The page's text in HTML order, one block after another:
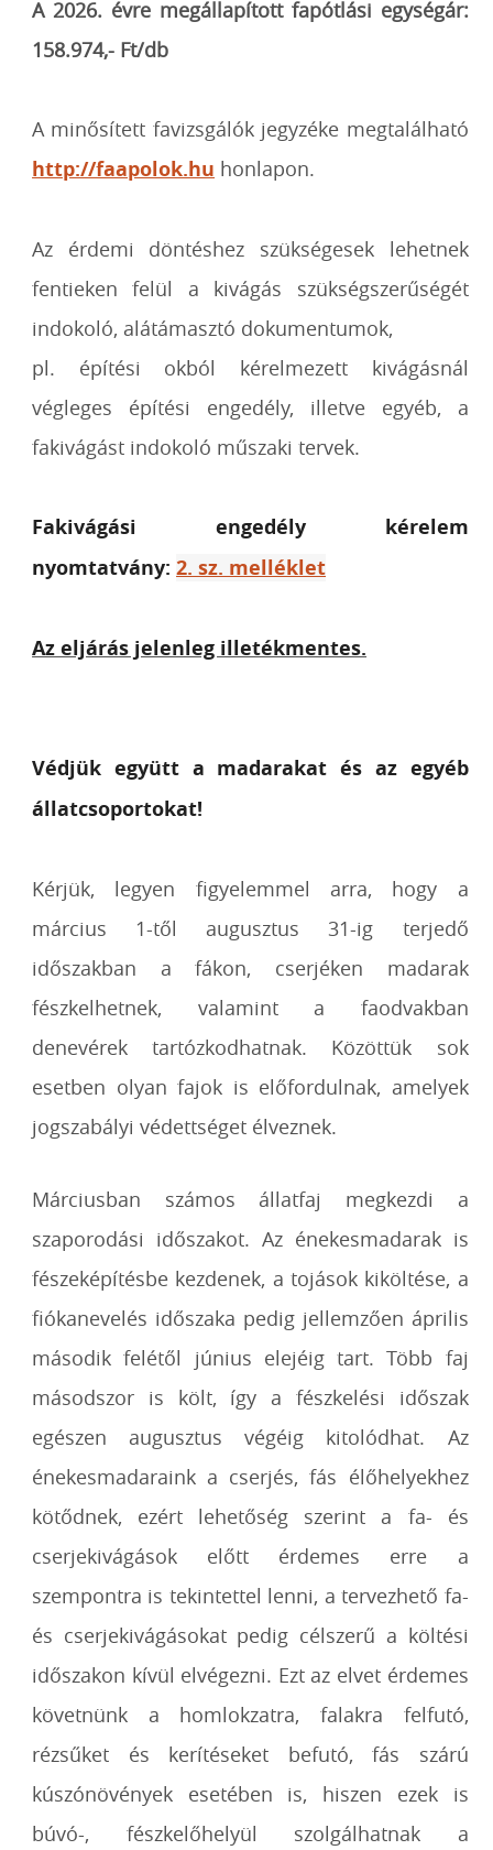
A 2026. évre megállapított fapótlási egységár:
158.974,- Ft/db
A minősített favizsgálók jegyzéke megtalálható
http://faapolok.hu honlapon.
Az érdemi döntéshez szükségesek lehetnek
fentieken felül a kivágás szükségszerűségét
indokoló, alátámasztó dokumentumok,
pl. építési okból kérelmezett kivágásnál
végleges építési engedély, illetve egyéb, a
fakivágást indokoló műszaki tervek.
Fakivágási engedély kérelem
nyomtatvány: 2. sz. melléklet
Az eljárás jelenleg illetékmentes.
Védjük együtt a madarakat és az egyéb
állatcsoportokat!
Kérjük, legyen figyelemmel arra, hogy a
március 1-től augusztus 31-ig terjedő
időszakban a fákon, cserjéken madarak
fészkelhetnek, valamint a faodvakban
denevérek tartózkodhatnak. Közöttük sok
esetben olyan fajok is előfordulnak, amelyek
jogszabályi védettséget élveznek.
Márciusban számos állatfaj megkezdi a
szaporodási időszakot. Az énekesmadarak is
fészeképítésbe kezdenek, a tojások kiköltése, a
fiókanevelés időszaka pedig jellemzően április
második felétől június elejéig tart. Több faj
másodszor is költ, így a fészkelési időszak
egészen augusztus végéig kitolódhat. Az
énekesmadaraink a cserjés, fás élőhelyekhez
kötődnek, ezért lehetőség szerint a fa- és
cserjekivágások előtt érdemes erre a
szempontra is tekintettel lenni, a tervezhető fa-
és cserjekivágásokat pedig célszerű a költési
időszakon kívül elvégezni. Ezt az elvet érdemes
követnünk a homlokzatra, falakra felfutó,
rézsűket és kerítéseket befutó, fás szárú
kúszónövények esetében is, hiszen ezek is
búvó-, fészkelőhelyül szolgálhatnak a